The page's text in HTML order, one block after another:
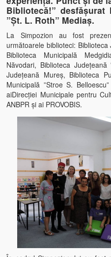
Bibliotecă!”
”Șt. L. Roth” Mediaș.
La Simpozion au fost
următoarele biblioteci: Biblioteca
Biblioteca Municipală
Năvodari, Biblioteca
Județeană Mureș, Biblioteca
Municipală ”Stroe S.
aiDirecției Municipale pentru
ANBPR și ai PROVOBIS.